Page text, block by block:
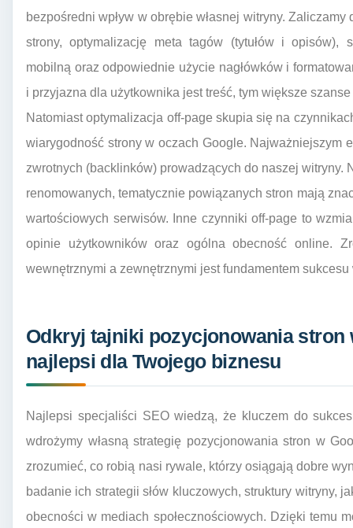
bezpośredni wpływ w obrębie własnej witryny.
strony, optymalizację meta tagów (tytułów i opisów),
mobilną oraz odpowiednie użycie nagłówków i
i przyjazna dla użytkownika jest treść, tym większe
Natomiast optymalizacja off-page skupia się na
wiarygodność strony w oczach Google. Najważniejszym
zwrotnych (backlinków) prowadzących do naszej witryny.
renomowanych, tematycznie powiązanych stron mają
wartościowych serwisów. Inne czynniki off-page to
opinie użytkowników oraz ogólna obecność online.
wewnętrznymi a zewnętrznymi jest fundamentem
Odkryj tajniki pozycjonowania stron
najlepsi dla Twojego biznesu
Najlepsi specjaliści SEO wiedzą, że kluczem do
wdrożymy własną strategię pozycjonowania stron w
zrozumieć, co robią nasi rywale, którzy osiągają dobre
badanie ich strategii słów kluczowych, struktury witryny,
obecności w mediach społecznościowych. Dzięki temu